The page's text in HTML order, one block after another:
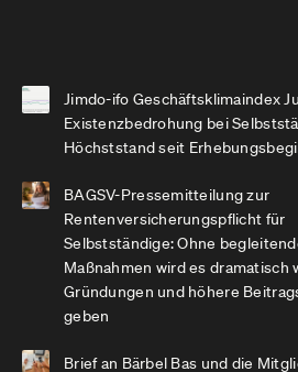
Jimdo-ifo Geschäftsklimaindex
Existenzbedrohung bei
Höchststand seit
BAGSV-Pressemitteilung zur
Rentenversicherungspflicht für
Selbstständige: Ohne
Maßnahmen wird es dramatisch
Gründungen und höhere
geben
Brief an Bärbel Bas und die